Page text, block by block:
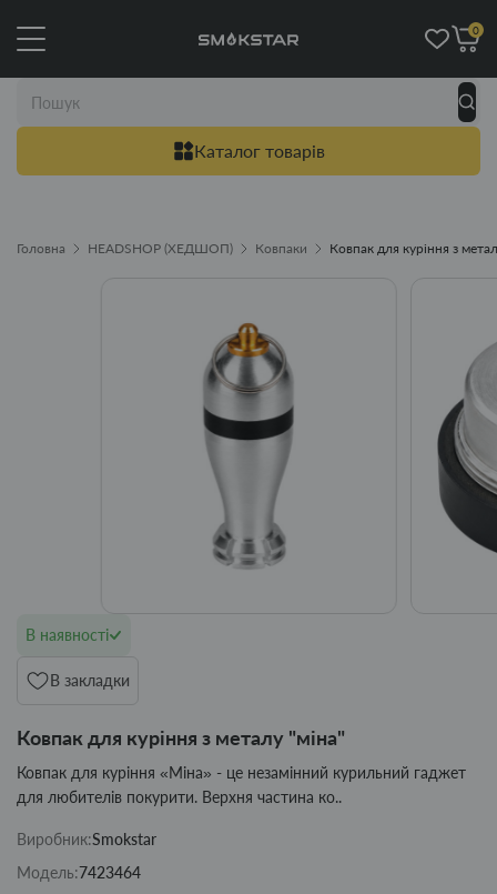
Каталог товарів
0
Головна HEADSHOP (ХЕДШОП) Ковпаки Ковпак для куріння з
В наявності
В закладки
Ковпак для куріння з металу "міна"
Ковпак для куріння «Міна» - це незамінний курильний гаджет
для любителів покурити. Верхня частина ко..
Виробник:Smokstar
Модель:7423464